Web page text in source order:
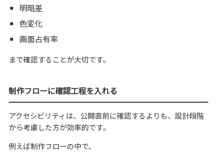
明暗差
色変化
画面占有率
まで確認することが大切です。
制作フローに確認工程を入れる
アクセシビリティは、公開直前に確認するよりも、設計段階
から考慮した方が効率的です。
例えば制作フローの中で、